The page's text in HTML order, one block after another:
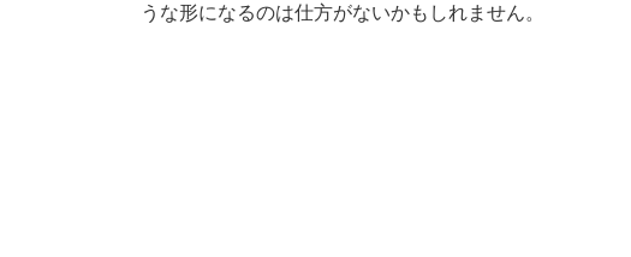
うな形になるのは仕方がないかもしれません。